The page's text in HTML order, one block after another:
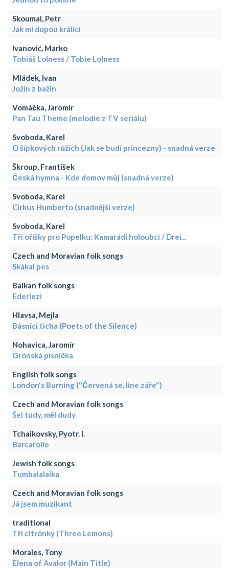
Skoumal, Petr
Jak mi dupou králíci
Ivanović, Marko
Tobiáš Lolness / Tobie Lolness
Mládek, Ivan
Jožin z bažin
Vomáčka, Jaromír
Pan Tau Theme (melodie z TV seriálu)
Svoboda, Karel
O šípkových růžích (Jak se budí princezny) - snadná verze
Škroup, František
Česká hymna - Kde domov můj (snadná verze)
Svoboda, Karel
Cirkus Humberto (snadnější verze)
Svoboda, Karel
Tři oříšky pro Popelku: Kamarádi holoubci / Drei...
Czech and Moravian folk songs
Skákal pes
Balkan folk songs
Ederlezi
Hlavsa, Mejla
Básníci ticha (Poets of the Silence)
Nohavica, Jaromír
Grónská písnička
English folk songs
London's Burning ("Červená se, line záře")
Czech and Moravian folk songs
Šel tudy, měl dudy
Tchaikovsky, Pyotr. I.
Barcarolle
Jewish folk songs
Tumbalalaika
Czech and Moravian folk songs
Já jsem muzikant
traditional
Tři citrónky (Three Lemons)
Morales, Tony
Elena of Avalor (Main Title)